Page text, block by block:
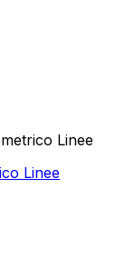
Linee
come i
gli utenti